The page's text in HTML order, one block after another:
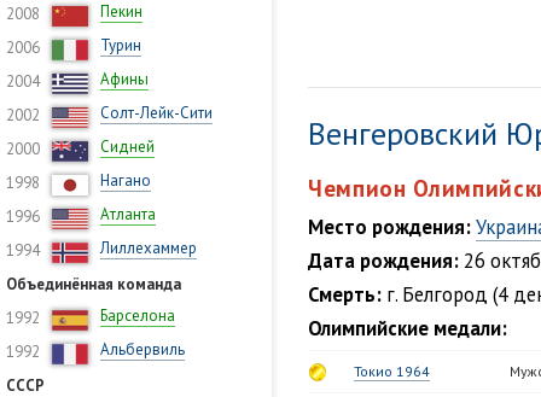
2008
Пекин
2006
Турин
2004
Афины
2002
Солт-Лейк-Сити
2000
Сидней
1998
Нагано
1996
Атланта
1994
Лиллехаммер
Объединённая команда
1992
Барселона
1992
Альбервиль
СССР
Венгеровский
Чемпион
Место рождения:
Дата рождения:26
Смерть: г. Белгород (4
Олимпийские медали:
Токио 1964